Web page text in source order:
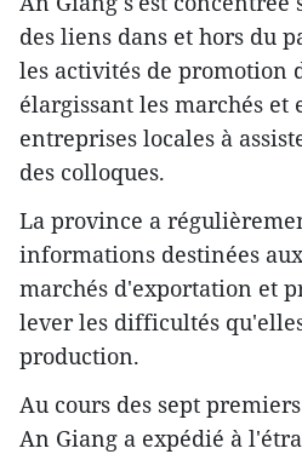
des liens dans et hors du
les activités de promotion
élargissant les marchés et
entreprises locales à
des colloques.
La province a
informations ​destinées
marchés d'exportation et
lever les difficultés
production.
Au cours des sept
An Giang a expédié à